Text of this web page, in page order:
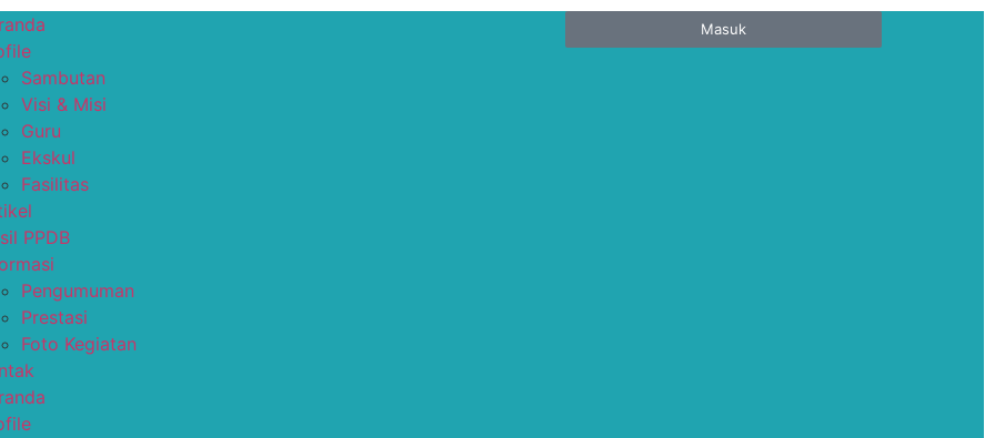
Sambutan
Visi & Misi
Guru
Ekskul
Fasilitas
PPDB
Pengumuman
Prestasi
Foto Kegiatan
Masuk